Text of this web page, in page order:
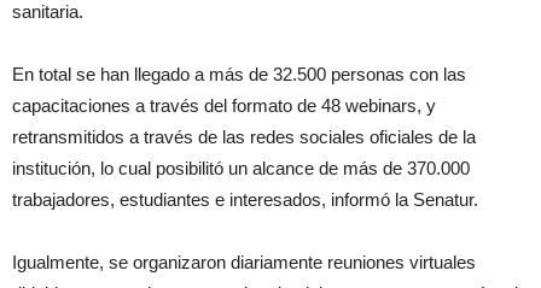
sanitaria.
En total se han llegado a más de 32.500 personas con las
capacitaciones a través del formato de 48 webinars, y
retransmitidos a través de las redes sociales oficiales de la
institución, lo cual posibilitó un alcance de más de 370.000
trabajadores, estudiantes e interesados, informó la Senatur.
Igualmente, se organizaron diariamente reuniones virtuales